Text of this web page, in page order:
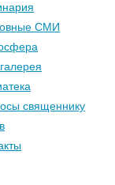
СМИ
священнику